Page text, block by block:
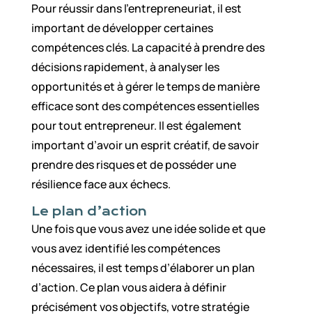
Pour réussir dans l’entrepreneuriat, il est
important de développer certaines
compétences clés. La capacité à prendre des
décisions rapidement, à analyser les
opportunités et à gérer le temps de manière
efficace sont des compétences essentielles
pour tout entrepreneur. Il est également
important d’avoir un esprit créatif, de savoir
prendre des risques et de posséder une
résilience face aux échecs.
Le plan d’action
Une fois que vous avez une idée solide et que
vous avez identifié les compétences
nécessaires, il est temps d’élaborer un plan
d’action. Ce plan vous aidera à définir
précisément vos objectifs, votre stratégie